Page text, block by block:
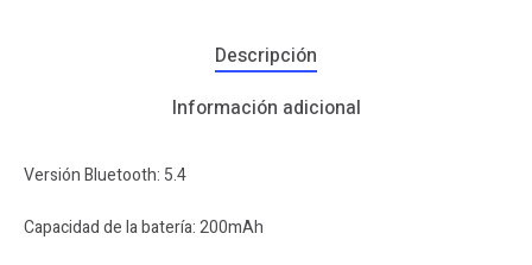
Descripción
Información adicional
Versión Bluetooth: 5.4
Capacidad de la batería: 200mAh